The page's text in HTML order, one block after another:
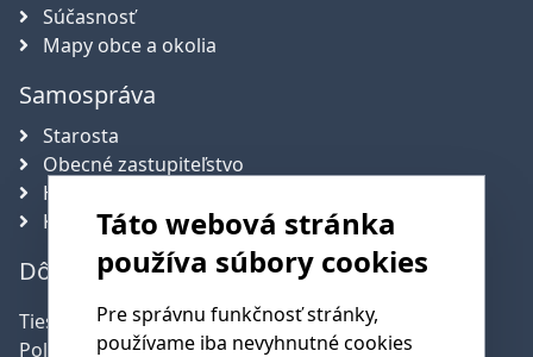
Súčasnosť
Mapy obce a okolia
Samospráva
Starosta
Obecné zastupiteľstvo
Hlavný kontrolór obce
Komisie
Dôležité telefónne čísla
Tiesňová linka:112
Polícia:
158
Táto webová stránka
používa súbory cookies
Pre správnu funkčnosť stránky,
používame iba nevyhnutné cookies